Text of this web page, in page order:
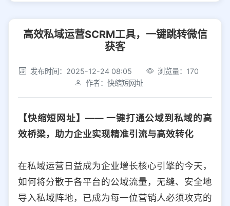
社交平台 电商平台
选择防红平台类型，避免链接被拦截
平台设置
iOS Android PC 其他
选择允许访问的平台类型
高效私域运营SCRM工具，一键跳转微信
获客
发布时间：2025-12-24 08:05
浏览量：170
作者：快缩短网址
【快缩短网址】—— 一键打通公域到私域的高
效桥梁，助力企业实现精准引流与高效转化
在私域运营日益成为企业增长核心引擎的今天，
如何将分散于各平台的公域流量，无缝、安全地
导入私域阵地，已成为每一位营销人必须攻克的